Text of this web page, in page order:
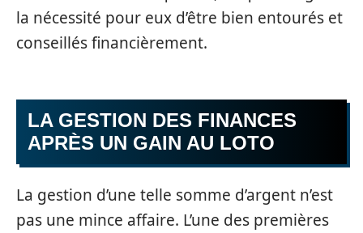
la nécessité pour eux d’être bien entourés et
conseillés financièrement.
LA GESTION DES FINANCES
APRÈS UN GAIN AU LOTO
La gestion d’une telle somme d’argent n’est
pas une mince affaire. L’une des premières